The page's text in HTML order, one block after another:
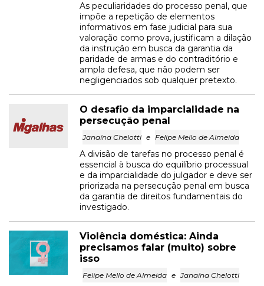
As peculiaridades do processo penal, que
impõe a repetição de elementos
informativos em fase judicial para sua
valoração como prova, justificam a dilação
da instrução em busca da garantia da
paridade de armas e do contraditório e
ampla defesa, que não podem ser
negligenciados sob qualquer pretexto.
O desafio da imparcialidade na
persecução penal
Janaína Chelotti e Felipe Mello de Almeida
A divisão de tarefas no processo penal é
essencial à busca do equilíbrio processual
e da imparcialidade do julgador e deve ser
priorizada na persecução penal em busca
da garantia de direitos fundamentais do
investigado.
Violência doméstica: Ainda
precisamos falar (muito) sobre
isso
Felipe Mello de Almeida e Janaína Chelotti